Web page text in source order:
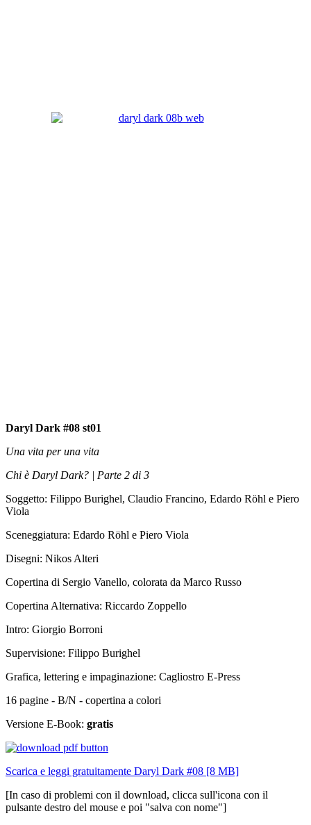
Daryl Dark #08 st01
Una vita per una vita
Chi è Daryl Dark? | Parte 2 di 3
Soggetto: Filippo Burighel, Claudio Francino, Edardo Röhl e Piero
Viola
Sceneggiatura: Edardo Röhl e Piero Viola
Disegni: Nikos Alteri
Copertina di Sergio Vanello, colorata da Marco Russo
Copertina Alternativa: Riccardo Zoppello
Intro: Giorgio Borroni
Supervisione: Filippo Burighel
Grafica, lettering e impaginazione: Cagliostro E-Press
16 pagine - B/N - copertina a colori
Versione E-Book: gratis
Scarica e leggi gratuitamente Daryl Dark #08 [8 MB]
[In caso di problemi con il download, clicca sull'icona con il
pulsante destro del mouse e poi "salva con nome"]